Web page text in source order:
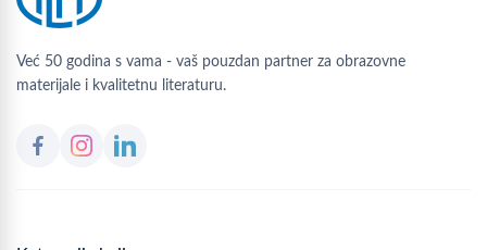
Već 50 godina s vama - vaš pouzdan partner za obrazovne
materijale i kvalitetnu literaturu.